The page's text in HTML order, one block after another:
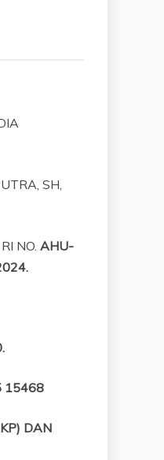
SH,
NO. AHU-
.
15468
DAN